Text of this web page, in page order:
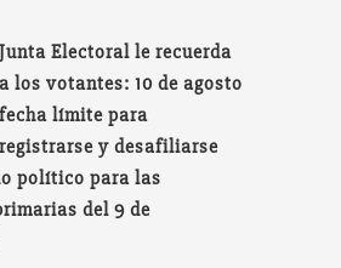
Junta Electoral le recuerda
a los votantes: 10 de agosto
fecha límite para
registrarse y desafiliarse
político para las
del 9 de